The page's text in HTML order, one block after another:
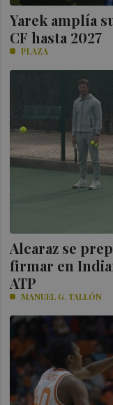
Yarek amplía
CF hasta 2027
PLAZA
Alcaraz se
firmar en
ATP
MANUEL G. TALLÓN